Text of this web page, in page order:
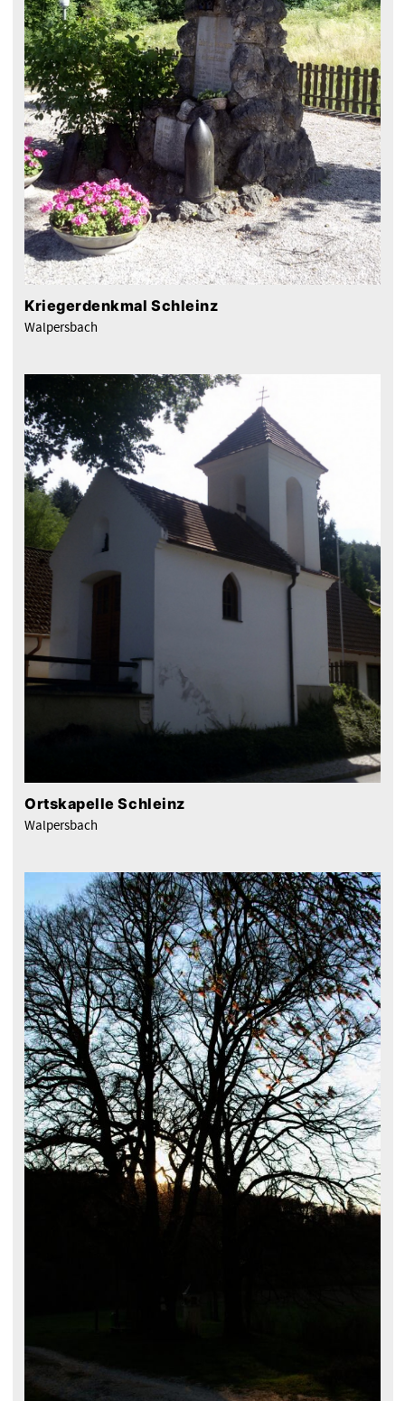
Kriegerdenkmal Schleinz
Walpersbach
Ortskapelle Schleinz
Walpersbach